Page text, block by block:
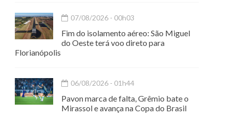
07/08/2026 - 00h03
Fim do isolamento aéreo: São Miguel
do Oeste terá voo direto para
Florianópolis
06/08/2026 - 01h44
Pavon marca de falta, Grêmio bate o
Mirassol e avança na Copa do Brasil